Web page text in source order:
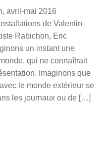
avril-mai 2016
de Valentin
Rabichon, Eric
un instant une
qui ne connaîtrait
Imaginons que
le monde extérieur se
les journaux ou de […]